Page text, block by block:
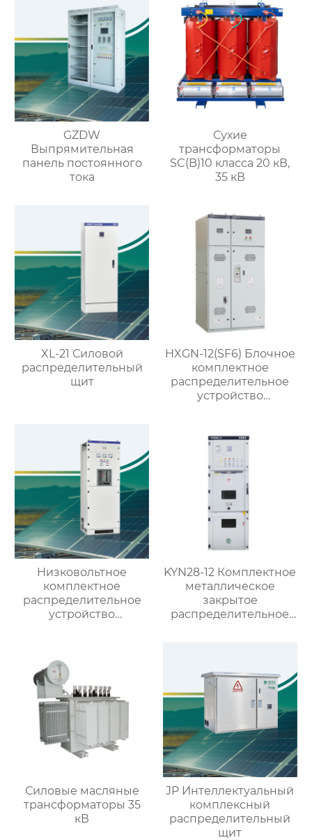
GZDW
Выпрямительная
панель постоянного
тока
Сухие
трансформаторы
SC(B)10 класса 20 кВ,
35 кВ
XL-21 Силовой
распределительный
щит
HXGN-12(SF6) Блочное
комплектное
распределительное
устройство
Низковольтное
комплектное
распределительное
устройство
KYN28-12 Комплектное
металлическое
закрытое
распределительное
Силовые масляные
трансформаторы 35
кВ
JP Интеллектуальный
комплексный
распределительный
щит